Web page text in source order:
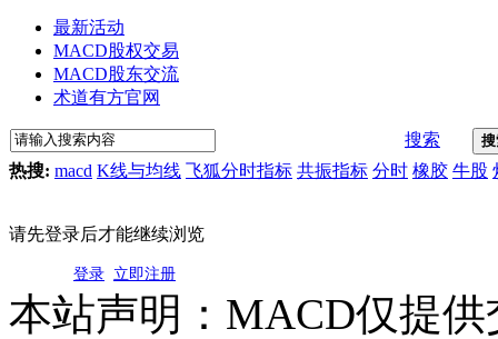
最新活动
MACD股权交易
MACD股东交流
术道有方官网
搜索
热搜: macd K线与均线 飞狐分时指标 共振指标 分时 橡胶 牛股
请先登录后才能继续浏览
登录 立即注册
本站声明：MACD仅提